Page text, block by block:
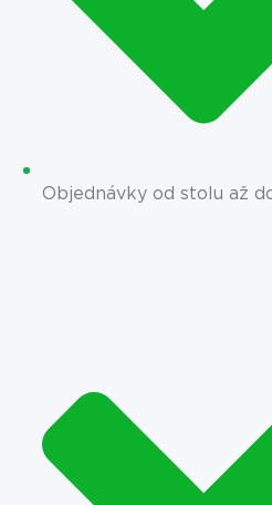
Objednávky od stolu až